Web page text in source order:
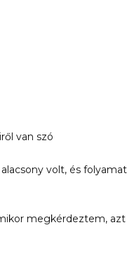
van szó
volt, és
megkérdeztem, azt